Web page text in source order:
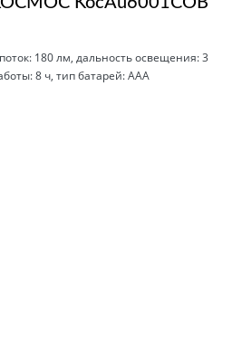
180 лм, дальность освещения: 3
8 ч, тип батарей: AAA